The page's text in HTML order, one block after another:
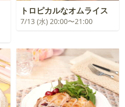
トロピカルなオムライス
7/13 (水) 20:00〜21:00